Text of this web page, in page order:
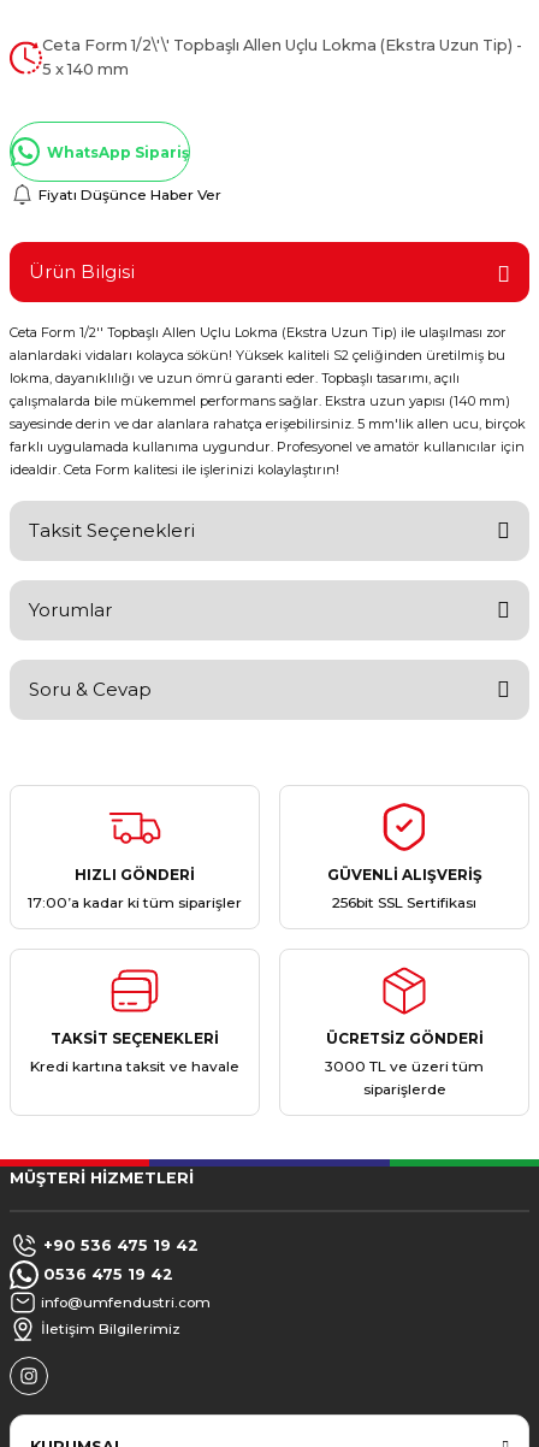
Ceta Form 1/2\'\' Topbaşlı Allen Uçlu Lokma (Ekstra Uzun Tip) -
5 x 140 mm
WhatsApp Sipariş
Fiyatı Düşünce Haber Ver
Ürün Bilgisi
Ceta Form 1/2'' Topbaşlı Allen Uçlu Lokma (Ekstra Uzun Tip) ile ulaşılması zor
alanlardaki vidaları kolayca sökün! Yüksek kaliteli S2 çeliğinden üretilmiş bu
lokma, dayanıklılığı ve uzun ömrü garanti eder. Topbaşlı tasarımı, açılı
çalışmalarda bile mükemmel performans sağlar. Ekstra uzun yapısı (140 mm)
sayesinde derin ve dar alanlara rahatça erişebilirsiniz. 5 mm'lik allen ucu, birçok
farklı uygulamada kullanıma uygundur. Profesyonel ve amatör kullanıcılar için
idealdir. Ceta Form kalitesi ile işlerinizi kolaylaştırın!
Taksit Seçenekleri
Yorumlar
Yorum Yaz
Soru & Cevap
Ürün hakkında henüz soru sorulmamış.
HIZLI GÖNDERİ
17:00’a kadar ki tüm siparişler
GÜVENLİ ALIŞVERİŞ
256bit SSL Sertifikası
TAKSİT SEÇENEKLERİ
Kredi kartına taksit ve havale
ÜCRETSİZ GÖNDERİ
3000 TL ve üzeri tüm
siparişlerde
MÜŞTERİ HİZMETLERİ
+90 536 475 19 42
0536 475 19 42
info@umfendustri.com
İletişim Bilgilerimiz